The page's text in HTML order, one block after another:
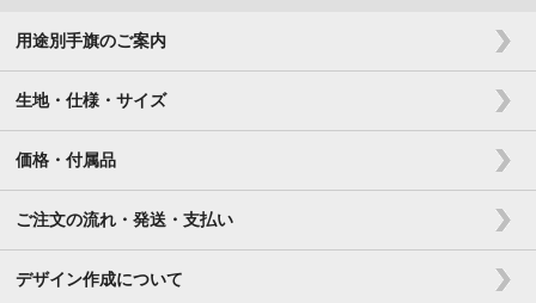
用途別手旗のご案内
生地・仕様・サイズ
価格・付属品
ご注文の流れ・発送・支払い
デザイン作成について